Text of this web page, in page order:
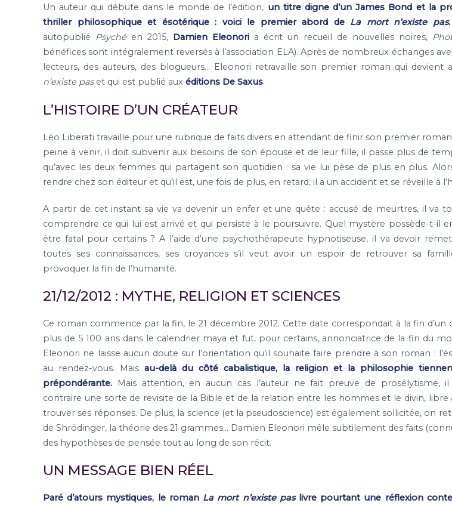
Un auteur qui débute dans le monde de l’édition, un titre digne d’un James Bond et la
thriller philosophique et ésotérique : voici le premier abord de La mort n’existe pas.
autopublié Psyché en 2015, Damien Eleonori a écrit un recueil de nouvelles noires,
bénéfices sont intégralement reversés à l’association ELA). Après de nombreux échanges
lecteurs, des auteurs, des blogueurs… Eleonori retravaille son premier roman qui devient
n’existe paset qui est publié aux éditions De Saxus.
L’HISTOIRE D’UN CRÉATEUR
Léo Liberati travaille pour une rubrique de faits divers en attendant de finir son premier
peine à venir, il doit subvenir aux besoins de son épouse et de leur fille, il passe plus de
qu’avec les deux femmes qui partagent son quotidien : sa vie lui pèse de plus en plus.
rendre chez son éditeur et qu’il est, une fois de plus, en retard, il a un accident et se réveille à
A partir de cet instant sa vie va devenir un enfer et une quête : accusé de meurtres, il va
comprendre ce qui lui est arrivé et qui persiste à le poursuivre. Quel mystère possède-t-il
être fatal pour certains ? A l’aide d’une psychothérapeute hypnotiseuse, il va devoir
toutes ses connaissances, ses croyances s’il veut avoir un espoir de retrouver sa
provoquer la fin de l’humanité.
21/12/2012 : MYTHE, RELIGION ET SCIENCES
Ce roman commence par la fin, le 21 décembre 2012. Cette date correspondait à la fin d’un
plus de 5 100 ans dans le calendrier maya et fut, pour certains, annonciatrice de la fin du
Eleonori ne laisse aucun doute sur l’orientation qu’il souhaite faire prendre à son roman :
au rendez-vous. Mais au-delà du côté cabalistique, la religion et la philosophie
prépondérante. Mais attention, en aucun cas l’auteur ne fait preuve de prosélytisme,
contraire une sorte de revisite de la Bible et de la relation entre les hommes et le divin, libre
trouver ses réponses. De plus, la science (et la pseudoscience) est également sollicitée, on
de Shrödinger, la théorie des 21 grammes… Damien Eleonori mêle subtilement des faits
des hypothèses de pensée tout au long de son récit.
UN MESSAGE BIEN RÉEL
Paré d’atours mystiques, le roman La mort n’existe paslivre pourtant une réflexion